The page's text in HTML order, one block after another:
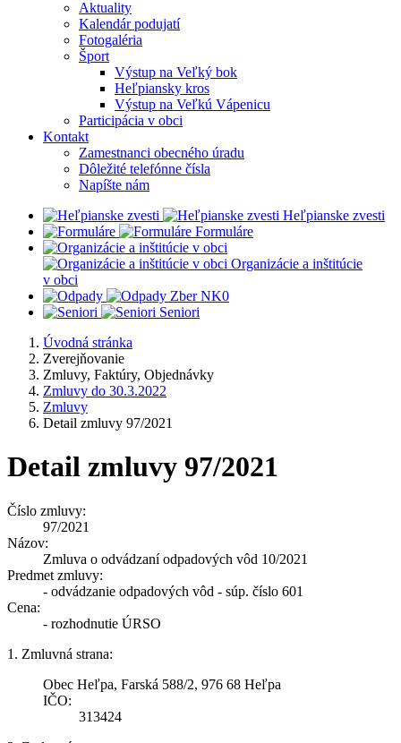
Aktuality
Kalendár podujatí
Fotogaléria
Šport
Výstup na Veľký bok
Heľpiansky kros
Výstup na Veľkú Vápenicu
Participácia v obci
Kontakt
Zamestnanci obecného úradu
Dôležité telefónne čísla
Napíšte nám
Heľpianske zvesti
Formuláre
Organizácie a inštitúcie
v obci
Zber NK0
Seniori
Úvodná stránka
Zverejňovanie
Zmluvy, Faktúry, Objednávky
Zmluvy do 30.3.2022
Zmluvy
Detail zmluvy 97/2021
Detail zmluvy 97/2021
Číslo zmluvy:
97/2021
Názov:
Zmluva o odvádzaní odpadových vôd 10/2021
Predmet zmluvy:
- odvádzanie odpadových vôd - súp. číslo 601
Cena:
- rozhodnutie ÚRSO
1. Zmluvná strana:
Obec Heľpa, Farská 588/2, 976 68 Heľpa
IČO:
313424